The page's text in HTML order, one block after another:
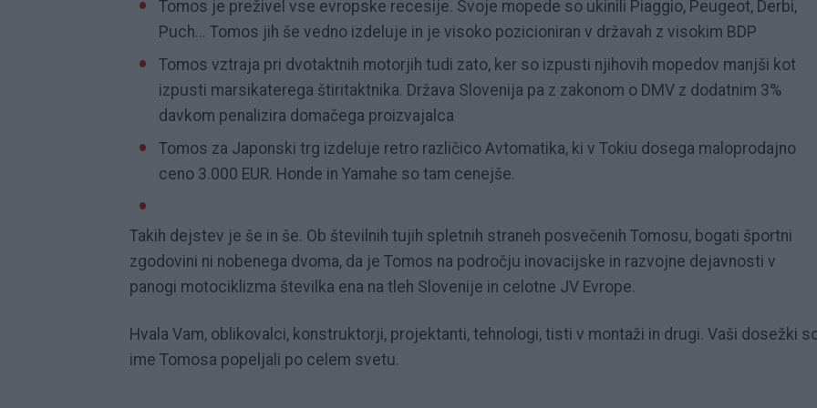
Tomos je preživel vse evropske recesije. Svoje mopede so ukinili Piaggio, Peugeot, Derbi,
Puch... Tomos jih še vedno izdeluje in je visoko pozicioniran v državah z visokim BDP
Tomos vztraja pri dvotaktnih motorjih tudi zato, ker so izpusti njihovih mopedov manjši kot
izpusti marsikaterega štiritaktnika. Država Slovenija pa z zakonom o DMV z dodatnim 3%
davkom penalizira domačega proizvajalca
Tomos za Japonski trg izdeluje retro različico Avtomatika, ki v Tokiu dosega maloprodajno
ceno 3.000 EUR. Honde in Yamahe so tam cenejše.
Takih dejstev je še in še. Ob številnih tujih spletnih straneh posvečenih Tomosu, bogati športni
zgodovini ni nobenega dvoma, da je Tomos na področju inovacijske in razvojne dejavnosti v
panogi motociklizma številka ena na tleh Slovenije in celotne JV Evrope.
Hvala Vam, oblikovalci, konstruktorji, projektanti, tehnologi, tisti v montaži in drugi. Vaši dosežki
ime Tomosa popeljali po celem svetu.